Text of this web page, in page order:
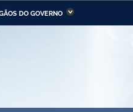
DO GOVERNO
Infraestrutura